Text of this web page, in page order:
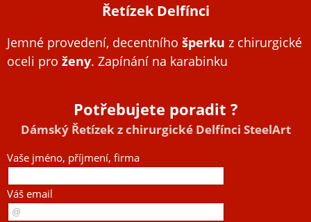
Řetízek Delfínci
Jemné provedení, decentního šperku z chirurgické
oceli pro ženy. Zapínání na karabinku
Potřebujete poradit ?
Dámský Řetízek z chirurgické Delfínci SteelArt
Vaše jméno, příjmení, firma
Váš email